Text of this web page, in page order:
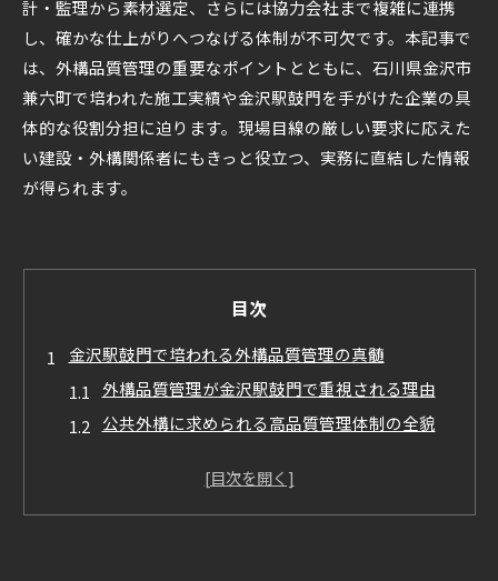
計・監理から素材選定、さらには協力会社まで複雑に連携
し、確かな仕上がりへつなげる体制が不可欠です。本記事で
は、外構品質管理の重要なポイントとともに、石川県金沢市
兼六町で培われた施工実績や金沢駅鼓門を手がけた企業の具
体的な役割分担に迫ります。現場目線の厳しい要求に応えた
い建設・外構関係者にもきっと役立つ、実務に直結した情報
が得られます。
目次
金沢駅鼓門で培われる外構品質管理の真髄
外構品質管理が金沢駅鼓門で重視される理由
公共外構に求められる高品質管理体制の全貌
金沢駅鼓門の外構品質が示す施工の工夫とは